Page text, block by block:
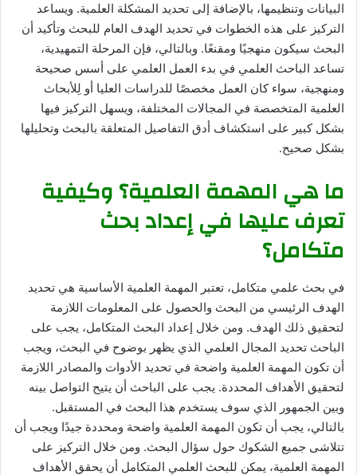
البيانات وتنظيمها، بالإضافة إلى تحديد المشكلة العلمية. ويساعد
التركيز على هذه الخطوات في تحديد الهدف العام للبحث وتأكيد أن
البحث سيكون منهجيًا ومقنعًا. وبالتالي، فإن المرحلة التمهيدية،
تساعد الباحث العلمي في بدء العمل العلمي على أسس صحيحة
ومنهجية، سواء كان العمل مخصصًا للدراسات العليا أو لِلأبحاث
العلمية المتخصصة في المجالات المختلفة، ويسهل التركيز فيها
بشكل كبير على استكشاف أدق التفاصيل المتعلقة بالبحث وتحليلها
بشكل صحيح.
ما هي المهمة العلمية؟ وكيفية
تعرف عليها في إعداد بحث
متكامل؟
في بحث علمي متكامل، تعتبر المهمة العلمية الأساسية هي تحديد
الهدف الرئيسي من البحث والحصول على المعلومات اللازمة
لتحقيق ذلك الهدف. ومن خلال إعداد البحث المتكامل، يجب على
الباحث تحديد المجال العلمي الذي يظهر بوضوح في البحث، ويجب
أن تكون المهمة العلمية واضحة في تحديد الأدوات والمصادر اللازمة
لتحقيق الأهداف المحددة. يجب على الباحث أن يتيح التواصل بينه
وبين الجمهور الذي سوف يستخدم هذا البحث في المستقبل.
بالتالي، يجب أن تكون المهمة العلمية واضحة ومحددة جيدًا ويجب أن
تتلاشى جميع الشكوك حول سؤال البحث. ومن خلال التركيز على
المهمة العلمية، يمكن للبحث العلمي المتكامل أن يحقق الأهداف